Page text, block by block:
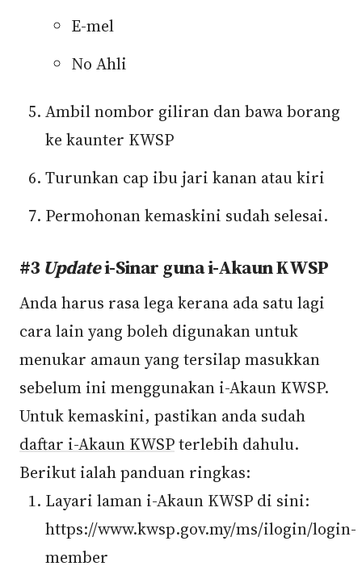
E-mel
No Ahli
Ambil nombor giliran dan bawa borang
ke kaunter KWSP
Turunkan cap ibu jari kanan atau kiri
Permohonan kemaskini sudah selesai.
#3 Updatei-Sinar guna i-Akaun KWSP
Anda harus rasa lega kerana ada satu lagi
cara lain yang boleh digunakan untuk
menukar amaun yang tersilap masukkan
sebelum ini menggunakan i-Akaun KWSP.
Untuk kemaskini, pastikan anda sudah
daftar i-Akaun KWSPterlebih dahulu.
Berikut ialah panduan ringkas:
Layari laman i-Akaun KWSP di sini:
https://www.kwsp.gov.my/ms/ilogin/login-
member